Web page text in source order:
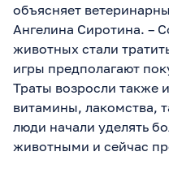
объясняет
Ангелина Сиротина. –
животных стали
игры предполагают
Траты возросли также
витамины, лакомства,
люди начали уделять
животными и сейчас